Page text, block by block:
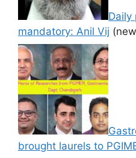
Daily
mandatory: Anil Vij
brought laurels to